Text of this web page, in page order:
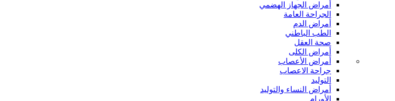
أمراض الجهاز الهضمي
الجراحة العامة
أمراض الدم
الطب الباطني
صحة العقل
أمراض الكلى
أمراض الأعصاب
جراحة الاعصاب
التوليد
أمراض النساء والتوليد
الأورام